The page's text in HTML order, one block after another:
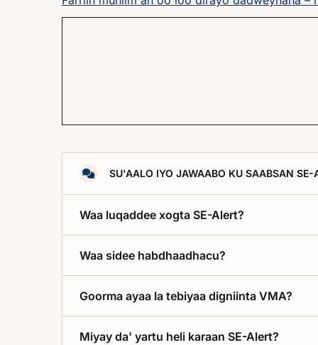
SU'AALO IYO JAWAABO KU SAABSAN SE-
Waa luqaddee xogta SE-Alert?
Waa sidee habdhaadhacu?
Goorma ayaa la tebiyaa digniinta VMA?
Miyay da' yartu heli karaan SE-Alert?